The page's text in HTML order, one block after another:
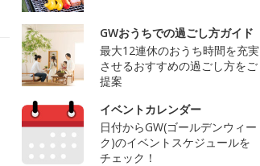
GWおうちでの過ごし方ガイド
最大12連休のおうち時間を充実
させるおすすめの過ごし方をご
提案
イベントカレンダー
日付からGW(ゴールデンウィー
ク)のイベントスケジュールを
チェック！